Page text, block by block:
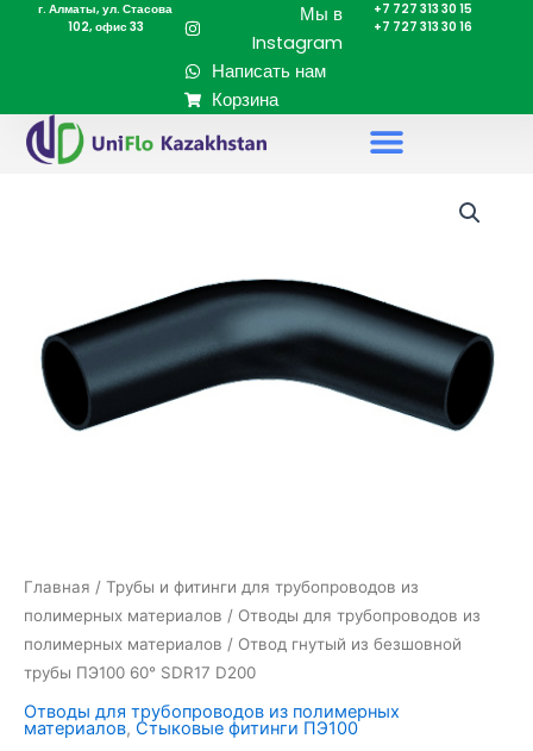
Перейтиг. Алматы, ул. Стасова
102, офис 33
Мы в
Instagram
Написать нам
Корзина
+7 727 313 30 15
+7 727 313 30 16
Главная / Трубы и фитинги для трубопроводов из
полимерных материалов / Отводы для трубопроводов из
полимерных материалов / Отвод гнутый из безшовной
трубы ПЭ100 60° SDR17 D200
Отводы для трубопроводов из полимерных
материалов, Стыковые фитинги ПЭ100